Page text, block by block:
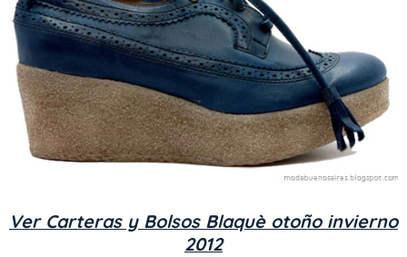
Ver Carteras y Bolsos Blaquè otoño invierno
2012